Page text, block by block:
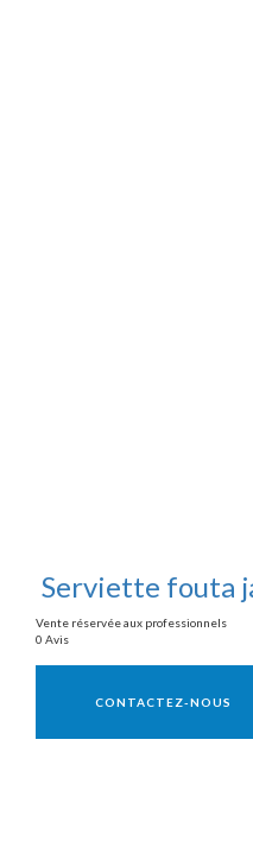
Serviette fouta
Vente réservée aux professionnels
0 Avis
CONTACTEZ-NOUS